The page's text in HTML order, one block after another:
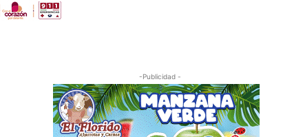
-Publicidad -